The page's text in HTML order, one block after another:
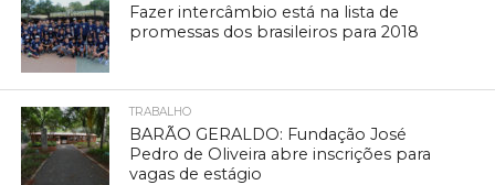
Fazer intercâmbio está na lista de
promessas dos brasileiros para 2018
TRABALHO
BARÃO GERALDO: Fundação José
Pedro de Oliveira abre inscrições para
vagas de estágio